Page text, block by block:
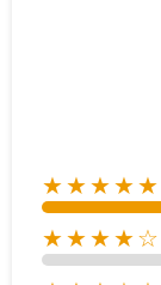
★★★★★
★★★★☆